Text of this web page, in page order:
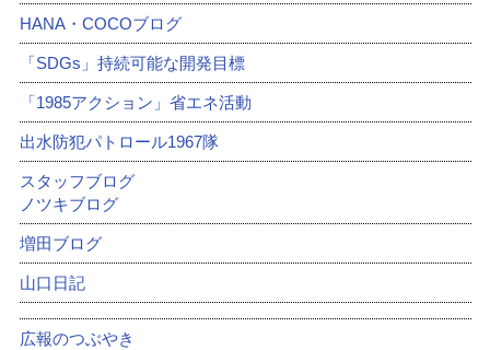
HANA・COCOブログ
「SDGs」持続可能な開発目標
「1985アクション」省エネ活動
出水防犯パトロール1967隊
スタッフブログ
ノツキブログ
増田ブログ
山口日記
広報のつぶやき